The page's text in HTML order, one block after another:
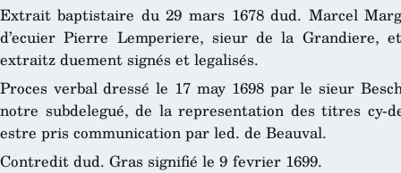
Extrait baptistaire du 29 mars 1678 dud. Marcel
d’ecuier Pierre Lemperiere, sieur de la Grandiere,
extraitz duement signés et legalisés.
Proces verbal dressé le 17 may 1698 par le sieur
notre subdelegué, de la representation des titres cy-
estre pris communication par led. de Beauval.
Contredit dud. Gras signifié le 9 fevrier 1699.